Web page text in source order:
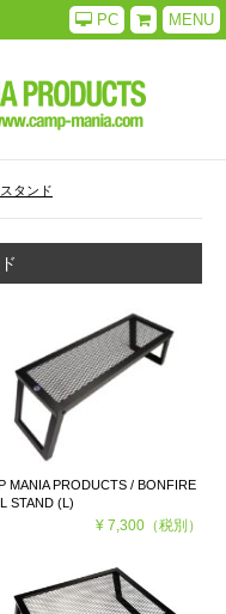
MENU
PC
タンド
MANIA PRODUCTS / BONFIRE
STAND (L)
¥ 7,300（税別）